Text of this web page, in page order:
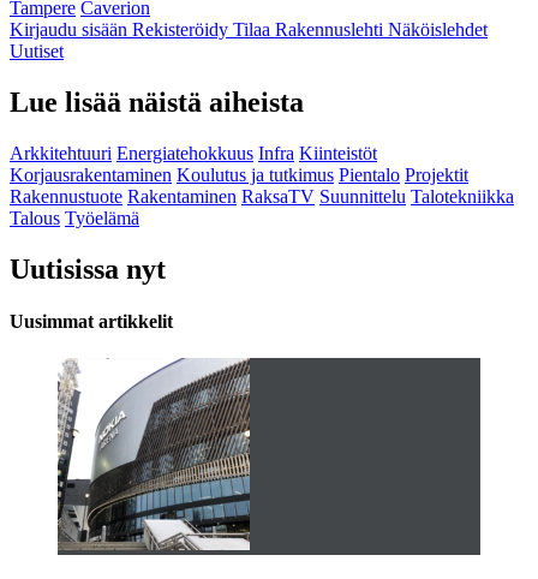
Tampere Caverion
Kirjaudu sisään Rekisteröidy Tilaa Rakennuslehti Näköislehdet
Uutiset
Lue lisää näistä aiheista
Arkkitehtuuri Energiatehokkuus Infra Kiinteistöt
Korjausrakentaminen Koulutus ja tutkimus Pientalo Projektit
Rakennustuote Rakentaminen RaksaTV Suunnittelu Talotekniikka
Talous Työelämä
Uutisissa nyt
Uusimmat artikkelit